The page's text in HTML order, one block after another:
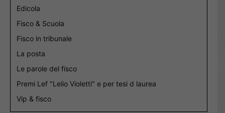
Edicola
Fisco & Scuola
Fisco in tribunale
La posta
Le parole del fisco
Premi Lef "Lelio Violetti" e per tesi d laurea
Vip & fisco